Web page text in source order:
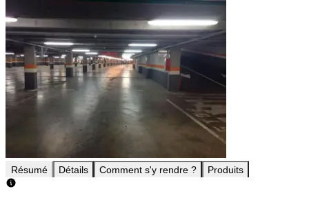
Résumé Détails Comment s'y rendre ? Produits